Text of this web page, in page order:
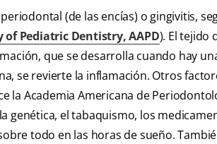
(de las encías) o gingivitis,
of Pediatric Dentistry, AAPD). El tejido
que se desarrolla cuando hay
se revierte la inflamación. Otros
la Academia Americana de
genética, el tabaquismo, los
todo en las horas de sueño.